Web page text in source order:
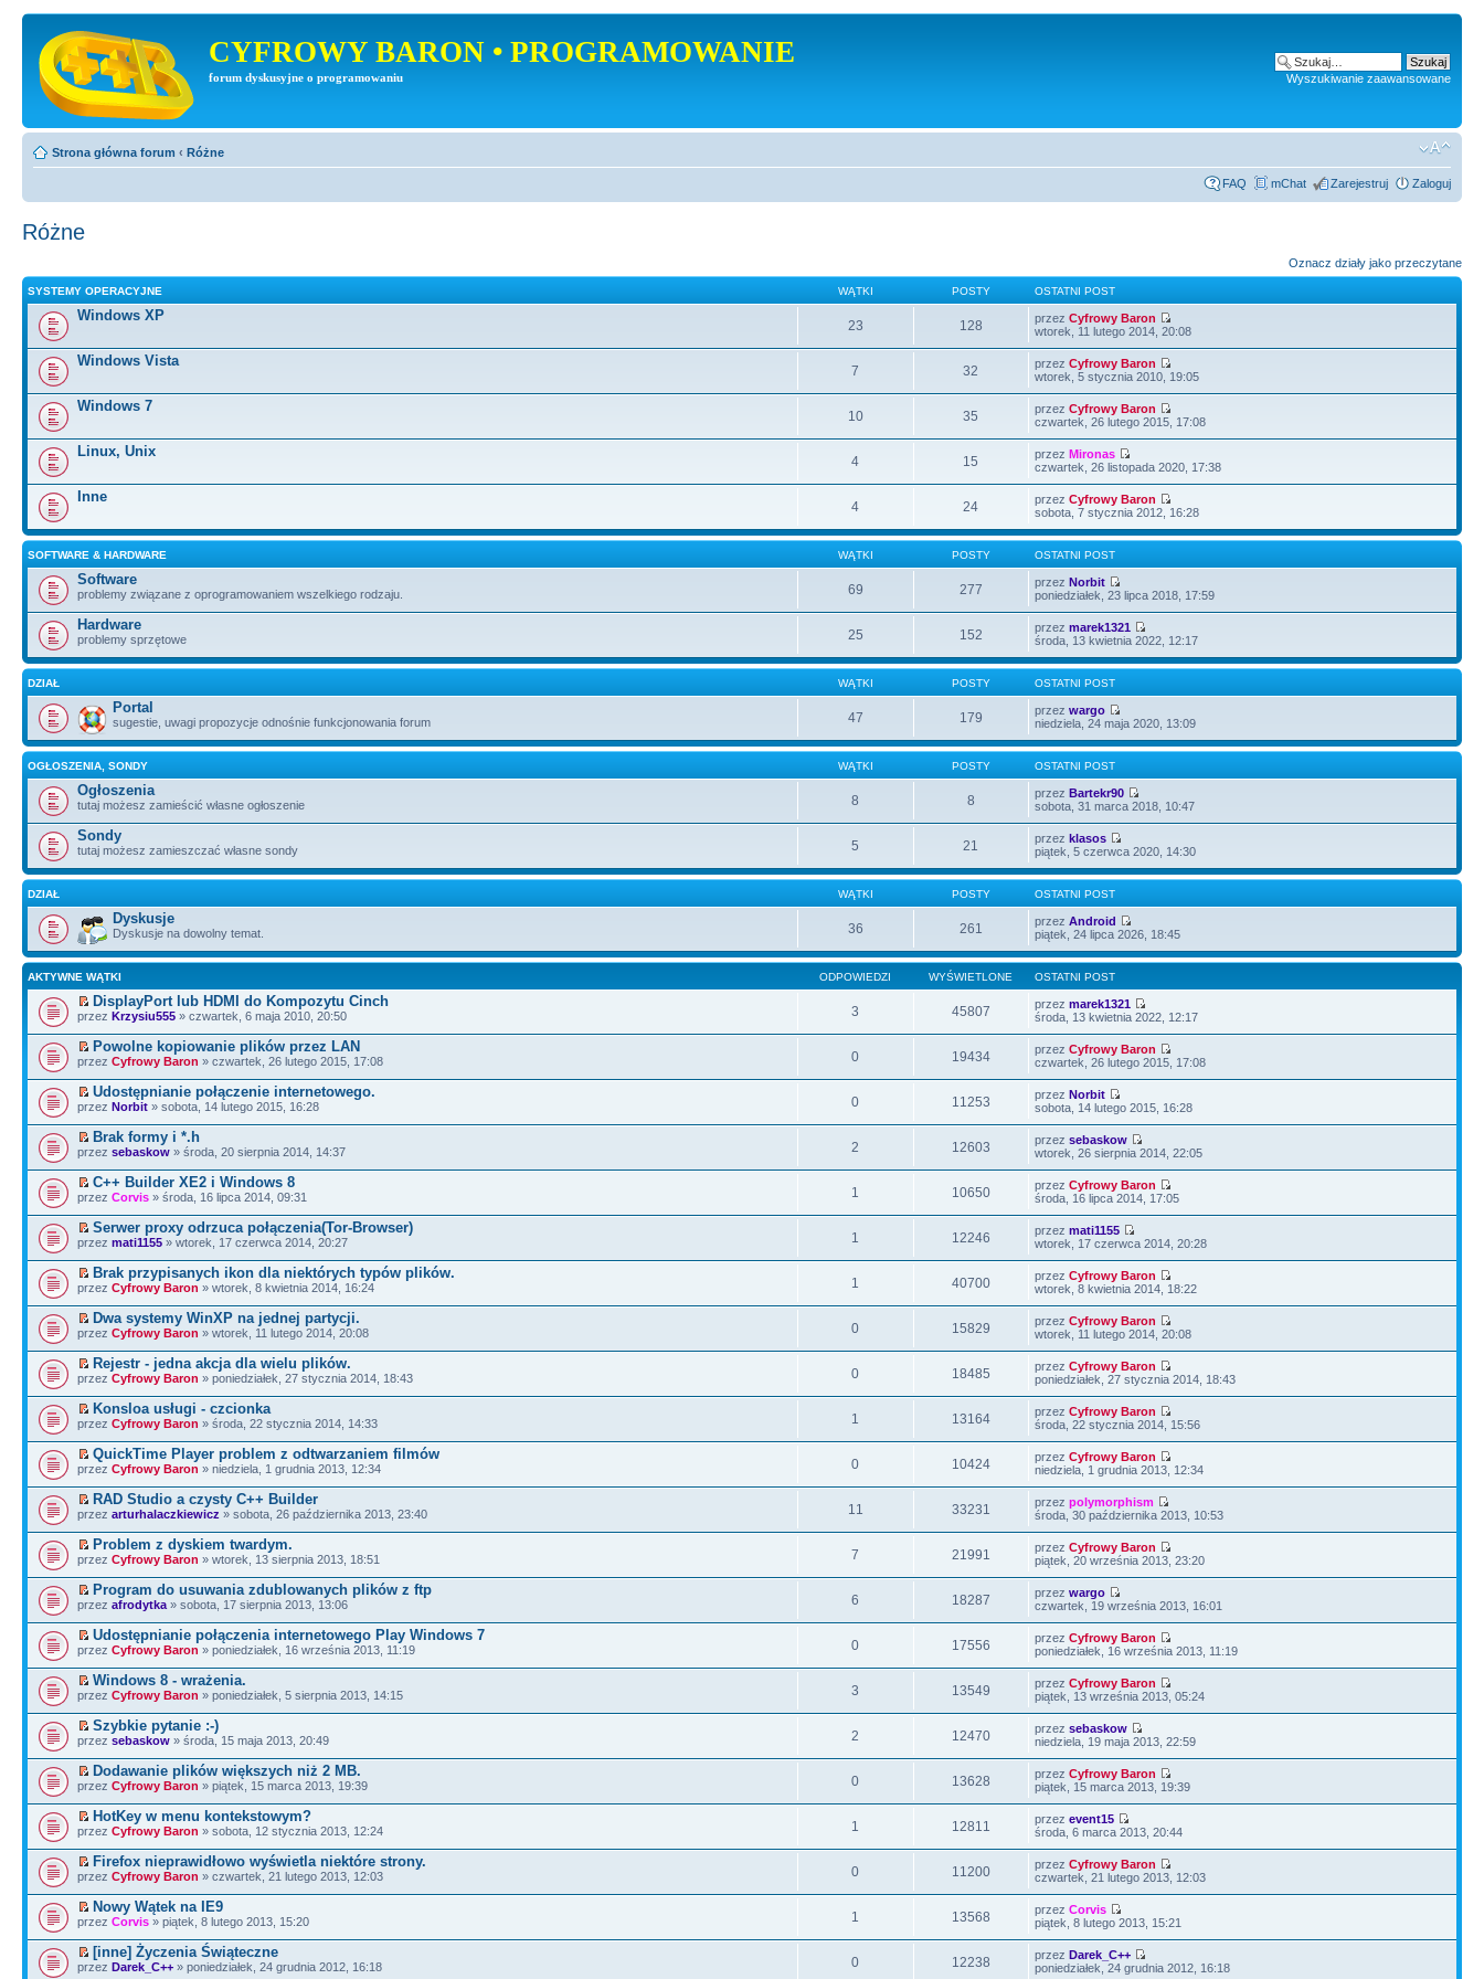
CYFROWY BARON • PROGRAMOWANIE
forum dyskusyjne o programowaniu Wyszukiwanie zaawansowane
Strona główna forum ‹ Różne
FAQ mChat Zarejestruj Zaloguj
Różne
Oznacz działy jako przeczytane
SYSTEMY OPERACYJNE WĄTKI POSTY OSTATNI POST
Windows XP
23 128 przezCyfrowy Baron
wtorek, 11 lutego 2014, 20:08
Windows Vista
7 32 przezCyfrowy Baron
wtorek, 5 stycznia 2010, 19:05
Windows 7
10 35 przezCyfrowy Baron
czwartek, 26 lutego 2015, 17:08
Linux, Unix
4 15 przezMironas
czwartek, 26 listopada 2020, 17:38
Inne
4 24 przezCyfrowy Baron
sobota, 7 stycznia 2012, 16:28
SOFTWARE & HARDWARE WĄTKI POSTY OSTATNI POST
Software
problemy związane z oprogramowaniem wszelkiego rodzaju. 69 277 przezNorbit
poniedziałek, 23 lipca 2018, 17:59
Hardware
problemy sprzętowe 25 152 przezmarek1321
środa, 13 kwietnia 2022, 12:17
DZIAŁ WĄTKI POSTY OSTATNI POST
Portal
sugestie, uwagi propozycje odnośnie funkcjonowania forum 47 179 przezwargo
niedziela, 24 maja 2020, 13:09
OGŁOSZENIA, SONDY WĄTKI POSTY OSTATNI POST
Ogłoszenia
tutaj możesz zamieścić własne ogłoszenie 8 8 przezBartekr90
sobota, 31 marca 2018, 10:47
Sondy
tutaj możesz zamieszczać własne sondy 5 21 przezklasos
piątek, 5 czerwca 2020, 14:30
DZIAŁ WĄTKI POSTY OSTATNI POST
Dyskusje
Dyskusje na dowolny temat. 36 261 przezAndroid
piątek, 24 lipca 2026, 18:45
AKTYWNE WĄTKI ODPOWIEDZI WYŚWIETLONE OSTATNI POST
DisplayPort lub HDMI do Kompozytu Cinch
przez Krzysiu555 » czwartek, 6 maja 2010, 20:50 3 45807 przezmarek1321
środa, 13 kwietnia 2022, 12:17
Powolne kopiowanie plików przez LAN
przez Cyfrowy Baron » czwartek, 26 lutego 2015, 17:08 0 19434 przezCyfrowy Baron
czwartek, 26 lutego 2015, 17:08
Udostępnianie połączenie internetowego.
przez Norbit » sobota, 14 lutego 2015, 16:28 0 11253 przezNorbit
sobota, 14 lutego 2015, 16:28
Brak formy i *.h
przez sebaskow » środa, 20 sierpnia 2014, 14:37 2 12603 przezsebaskow
wtorek, 26 sierpnia 2014, 22:05
C++ Builder XE2 i Windows 8
przez Corvis » środa, 16 lipca 2014, 09:31 1 10650 przezCyfrowy Baron
środa, 16 lipca 2014, 17:05
Serwer proxy odrzuca połączenia(Tor-Browser)
przez mati1155 » wtorek, 17 czerwca 2014, 20:27 1 12246 przezmati1155
wtorek, 17 czerwca 2014, 20:28
Brak przypisanych ikon dla niektórych typów plików.
przez Cyfrowy Baron » wtorek, 8 kwietnia 2014, 16:24 1 40700 przezCyfrowy Baron
wtorek, 8 kwietnia 2014, 18:22
Dwa systemy WinXP na jednej partycji.
przez Cyfrowy Baron » wtorek, 11 lutego 2014, 20:08 0 15829 przezCyfrowy Baron
wtorek, 11 lutego 2014, 20:08
Rejestr - jedna akcja dla wielu plików.
przez Cyfrowy Baron » poniedziałek, 27 stycznia 2014, 18:43 0 18485 przezCyfrowy Baron
poniedziałek, 27 stycznia 2014, 18:43
Konsloa usługi - czcionka
przez Cyfrowy Baron » środa, 22 stycznia 2014, 14:33 1 13164 przezCyfrowy Baron
środa, 22 stycznia 2014, 15:56
QuickTime Player problem z odtwarzaniem filmów
przez Cyfrowy Baron » niedziela, 1 grudnia 2013, 12:34 0 10424 przezCyfrowy Baron
niedziela, 1 grudnia 2013, 12:34
RAD Studio a czysty C++ Builder
przez arturhalaczkiewicz » sobota, 26 października 2013, 23:40 11 33231 przezpolymorphism
środa, 30 października 2013, 10:53
Problem z dyskiem twardym.
przez Cyfrowy Baron » wtorek, 13 sierpnia 2013, 18:51 7 21991 przezCyfrowy Baron
piątek, 20 września 2013, 23:20
Program do usuwania zdublowanych plików z ftp
przez afrodytka » sobota, 17 sierpnia 2013, 13:06 6 18287 przezwargo
czwartek, 19 września 2013, 16:01
Udostępnianie połączenia internetowego Play Windows 7
przez Cyfrowy Baron » poniedziałek, 16 września 2013, 11:19 0 17556 przezCyfrowy Baron
poniedziałek, 16 września 2013, 11:19
Windows 8 - wrażenia.
przez Cyfrowy Baron » poniedziałek, 5 sierpnia 2013, 14:15 3 13549 przezCyfrowy Baron
piątek, 13 września 2013, 05:24
Szybkie pytanie :-)
przez sebaskow » środa, 15 maja 2013, 20:49 2 12470 przezsebaskow
niedziela, 19 maja 2013, 22:59
Dodawanie plików większych niż 2 MB.
przez Cyfrowy Baron » piątek, 15 marca 2013, 19:39 0 13628 przezCyfrowy Baron
piątek, 15 marca 2013, 19:39
HotKey w menu kontekstowym?
przez Cyfrowy Baron » sobota, 12 stycznia 2013, 12:24 1 12811 przezevent15
środa, 6 marca 2013, 20:44
Firefox nieprawidłowo wyświetla niektóre strony.
przez Cyfrowy Baron » czwartek, 21 lutego 2013, 12:03 0 11200 przezCyfrowy Baron
czwartek, 21 lutego 2013, 12:03
Nowy Wątek na IE9
przez Corvis » piątek, 8 lutego 2013, 15:20 1 13568 przezCorvis
piątek, 8 lutego 2013, 15:21
[inne] Życzenia Świąteczne
przez Darek_C++ » poniedziałek, 24 grudnia 2012, 16:18 0 12238 przezDarek_C++
poniedziałek, 24 grudnia 2012, 16:18